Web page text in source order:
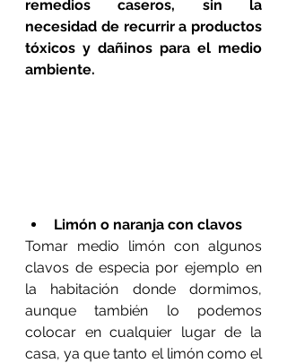
remedios caseros, sin la
necesidad de recurrir a productos
tóxicos y dañinos para el medio
ambiente.
Limón o naranja con clavos
Tomar medio limón con algunos
clavos de especia por ejemplo en
la habitación donde dormimos,
aunque también lo podemos
colocar en cualquier lugar de la
casa, ya que tanto el limón como el